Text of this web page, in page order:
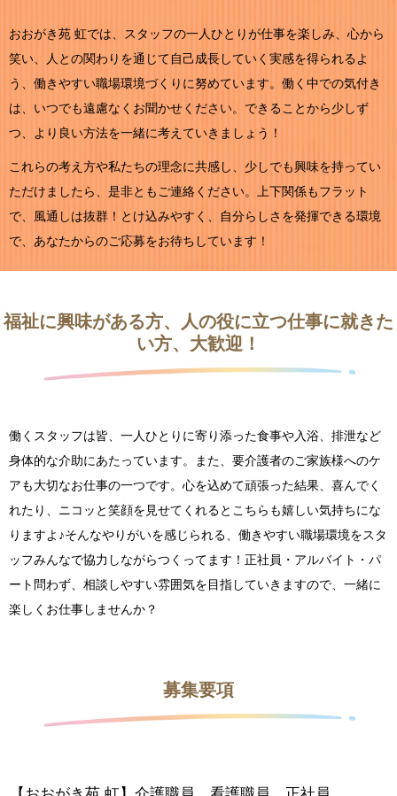
おおがき苑 虹では、スタッフの一人ひとりが仕事を楽しみ、心から
笑い、人との関わりを通じて自己成長していく実感を得られるよ
う、働きやすい職場環境づくりに努めています。働く中での気付き
は、いつでも遠慮なくお聞かせください。できることから少しず
つ、より良い方法を一緒に考えていきましょう！
これらの考え方や私たちの理念に共感し、少しでも興味を持ってい
ただけましたら、是非ともご連絡ください。上下関係もフラット
で、風通しは抜群！とけ込みやすく、自分らしさを発揮できる環境
で、あなたからのご応募をお待ちしています！
福祉に興味がある方、人の役に立つ仕事に就きた
い方、大歓迎！
働くスタッフは皆、一人ひとりに寄り添った食事や入浴、排泄など
身体的な介助にあたっています。また、要介護者のご家族様へのケ
アも大切なお仕事の一つです。心を込めて頑張った結果、喜んでく
れたり、ニコッと笑顔を見せてくれるとこちらも嬉しい気持ちにな
りますよ♪そんなやりがいを感じられる、働きやすい職場環境をスタ
ッフみんなで協力しながらつくってます！正社員・アルバイト・パ
ート問わず、相談しやすい雰囲気を目指していきますので、一緒に
楽しくお仕事しませんか？
募集要項